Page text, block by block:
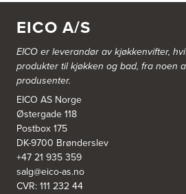
Gamle Ringeriksvei 32
Tel.:99228877
Bergen Kjøkkensenter A/S
Hellevegen 228
5039 Bergen
Tel.:55-395060
Bjerkreim Trelast AS
Nesjane 7, Vikeså
4389 Vikeså
Tel.:51-454050
http://www.drommekjokken.no
EICO A/S
EICO er leverandør av kjøkkenvifter,
produkter til kjøkken og bad, fra noen
produsenter.
EICO AS Norge
Østergade 118
Postbox 175
DK-9700 Brønderslev
+47 21 935 359
salg@eico-as.no
CVR: 111 232 44